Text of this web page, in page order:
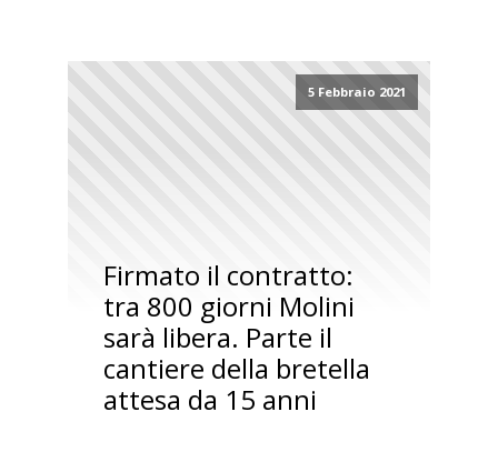
5 Febbraio 2021
Firmato il contratto:
tra 800 giorni Molini
sarà libera. Parte il
cantiere della bretella
attesa da 15 anni